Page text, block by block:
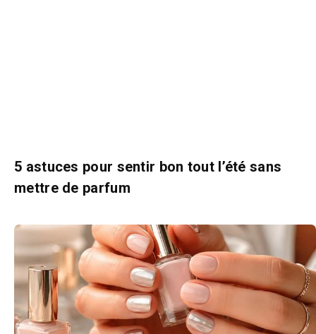
5 astuces pour sentir bon tout l’été sans
mettre de parfum